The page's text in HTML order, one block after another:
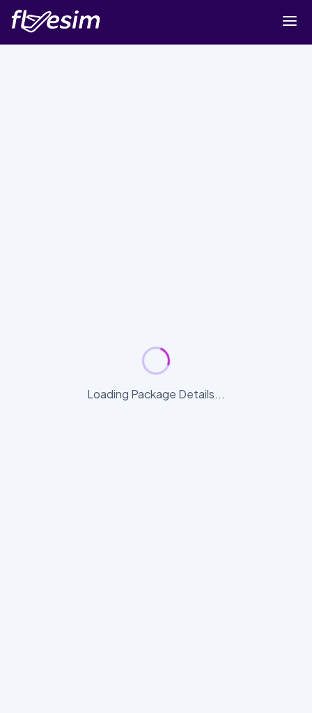
Loading Package Details...